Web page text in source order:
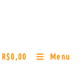
R$0,00 Menu